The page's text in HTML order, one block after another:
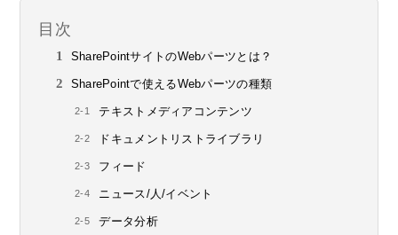
目次
SharePointサイトのWebパーツとは？
SharePointで使えるWebパーツの種類
テキストメディアコンテンツ
ドキュメントリストライブラリ
フィード
ニュース/人/イベント
データ分析